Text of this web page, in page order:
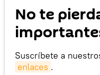
No te
Suscríbete a
enlaces .